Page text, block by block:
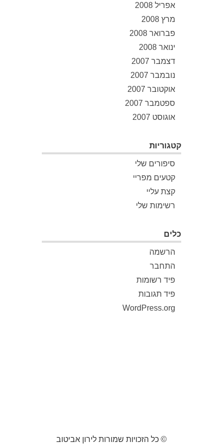
אפריל 2008
מרץ 2008
פברואר 2008
ינואר 2008
דצמבר 2007
נובמבר 2007
אוקטובר 2007
ספטמבר 2007
אוגוסט 2007
קטגוריות
סיפורים שלי
קטעים מפריי
קצת עליי
רשימות שלי
כלים
הרשמה
התחבר
פיד רשומות
פיד תגובות
WordPress.org
© כל הזכויות שמורות לירון אביטוב